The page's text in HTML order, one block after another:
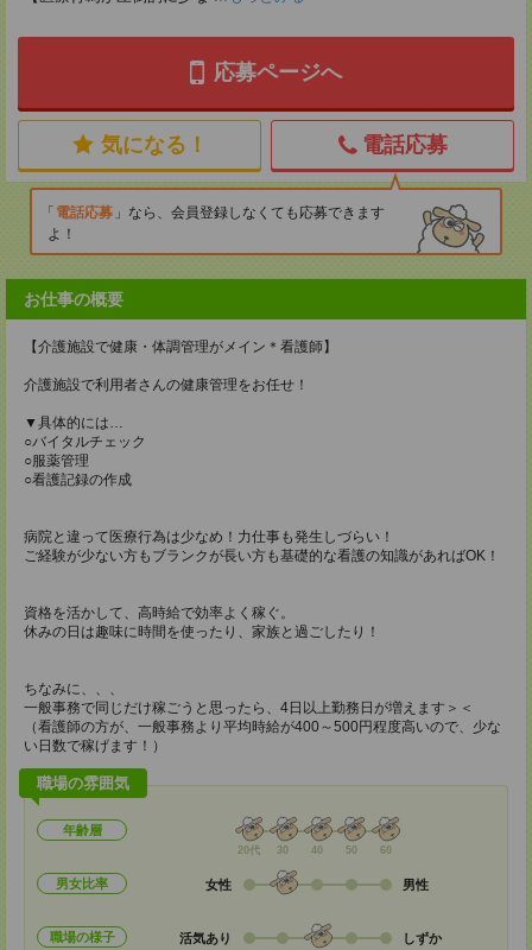
応募ページへ
気になる！ 電話応募
電話応募
なら、会員登録しなくても応募できます
よ！
お仕事の概要
【介護施設で健康・体調管理がメイン＊看護師】
介護施設で利用者さんの健康管理をお任せ！
▼具体的には…
○バイタルチェック
○服薬管理
○看護記録の作成
病院と違って医療行為は少なめ！力仕事も発生しづらい！
ご経験が少ない方もブランクが長い方も基礎的な看護の知識があればOK！
資格を活かして、高時給で効率よく稼ぐ。
休みの日は趣味に時間を使ったり、家族と過ごしたり！
ちなみに、、、
一般事務で同じだけ稼ごうと思ったら、4日以上勤務日が増えます＞＜
（看護師の方が、一般事務より平均時給が400～500円程度高いので、少な
い日数で稼げます！）
職場の雰囲気
年齢層
20代 30 40 50 60
男女比率 女性 男性
職場の様子 活気あり しずか